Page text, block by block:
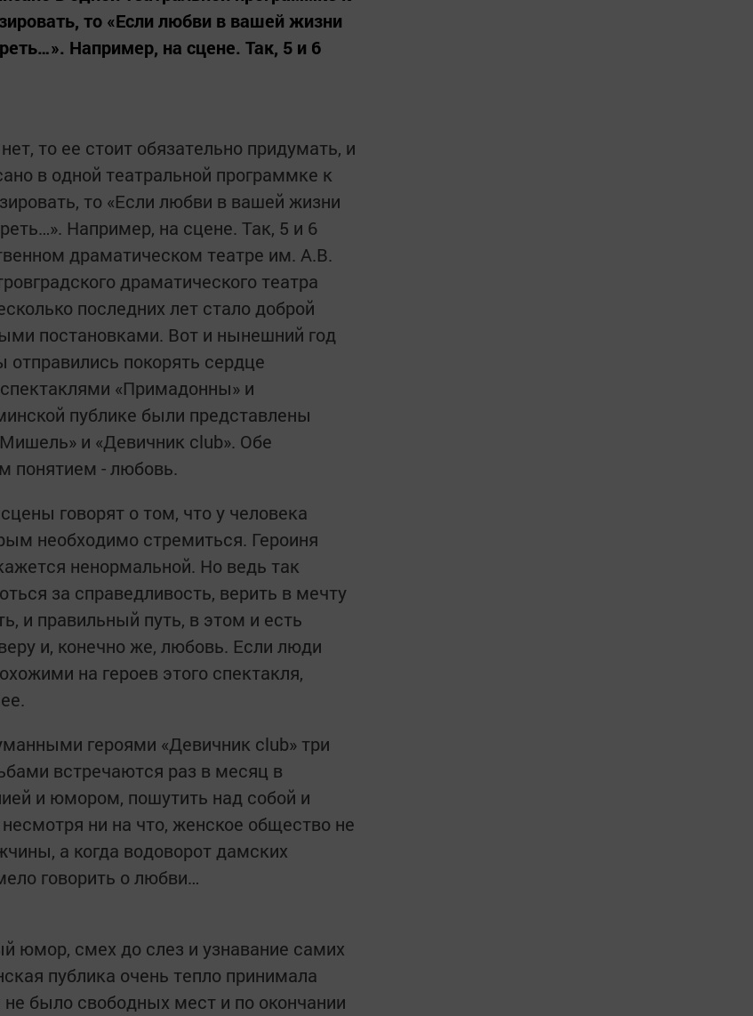
то «Если любви в вашей жизни
Например, на сцене. Так, 5 и 6
то ее стоит обязательно придумать, и
в одной театральной программке к
то «Если любви в вашей жизни
Например, на сцене. Так, 5 и 6
драматическом театре им. А.В.
драматического театра
последних лет стало доброй
постановками. Вот и нынешний год
покорять сердце
«Примадонны» и
публике были представлены
и «Девичник club». Обе
понятием - любовь.
говорят о том, что у человека
необходимо стремиться. Героиня
ненормальной. Но ведь так
за справедливость, верить в мечту
и правильный путь, в этом и есть
и, конечно же, любовь. Если люди
на героев этого спектакля,
героями «Девичник club» три
встречаются раз в месяц в
и юмором, пошутить над собой и
ни на что, женское общество не
а когда водоворот дамских
говорить о любви…
юмор, смех до слез и узнавание самих
публика очень тепло принимала
не было свободных мест и по окончании